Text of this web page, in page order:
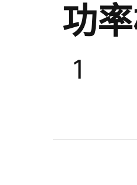
功
1